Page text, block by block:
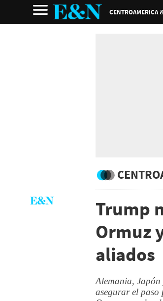
CENTROAMERICA
Trump
Ormuz
aliados
Alemania,
asegurar el paso